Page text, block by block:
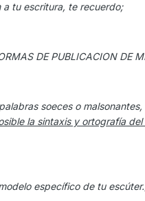
a tu escritura, te recuerdo;
DE PUBLICACION DE
soeces o
la sintaxis y ortografía
específico de tu